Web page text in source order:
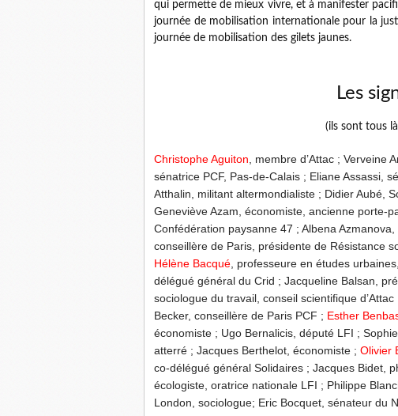
qui permette de mieux vivre, et à manifester
journée de mobilisation internationale pour la
journée de mobilisation des gilets jaunes.
Les
(ils sont tous
Christophe Aguiton , membre d’Attac ; Verveine
sénatrice PCF, Pas-de-Calais ; Eliane Assassi,
Atthalin, militant altermondialiste ; Didier Aubé,
Geneviève Azam, économiste, ancienne porte-
Confédération paysanne 47 ; Albena
conseillère de Paris, présidente de Résistance
Hélène Bacqué , professeure en études
délégué général du Crid ; Jacqueline Balsan,
sociologue du travail, conseil scientifique
Becker, conseillère de Paris PCF ; Esther
économiste ; Ugo Bernalicis, député LFI ;
atterré ; Jacques Berthelot, économiste ; Olivier
co-délégué général Solidaires ; Jacques Bidet,
écologiste, oratrice nationale LFI ; Philippe
London, sociologue; Eric Bocquet, sénateur du